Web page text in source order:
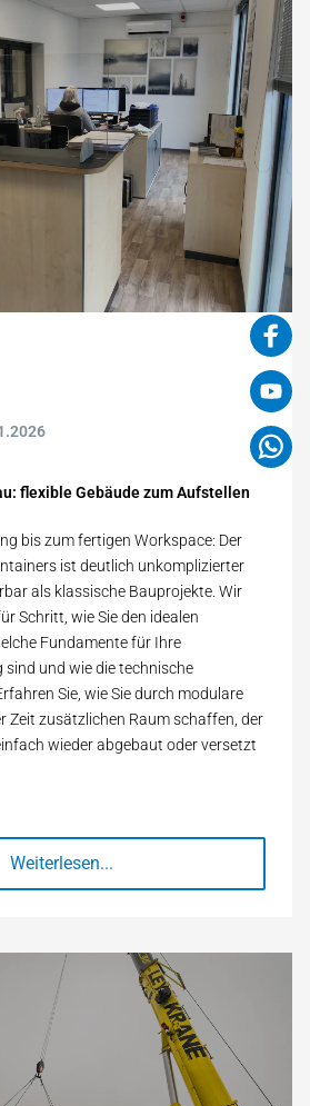
flexible Gebäude zum Aufstellen
bis zum fertigen Workspace: Der
ist deutlich unkomplizierter
als klassische Bauprojekte. Wir
Schritt, wie Sie den idealen
Fundamente für Ihre
und wie die technische
Sie, wie Sie durch modulare
Zeit zusätzlichen Raum schaffen, der
wieder abgebaut oder versetzt
Weiterlesen...